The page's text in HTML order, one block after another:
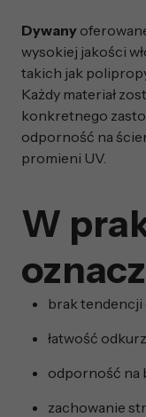
Dywany
wysokiej jakości
takich jak
Każdy materiał
konkretnego
odporność na
promieni UV.
W
brak tendencji
łatwość
odporność na
zachowanie